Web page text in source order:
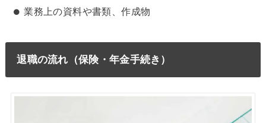
業務上の資料や書類、作成物
退職の流れ（保険・年金手続き）